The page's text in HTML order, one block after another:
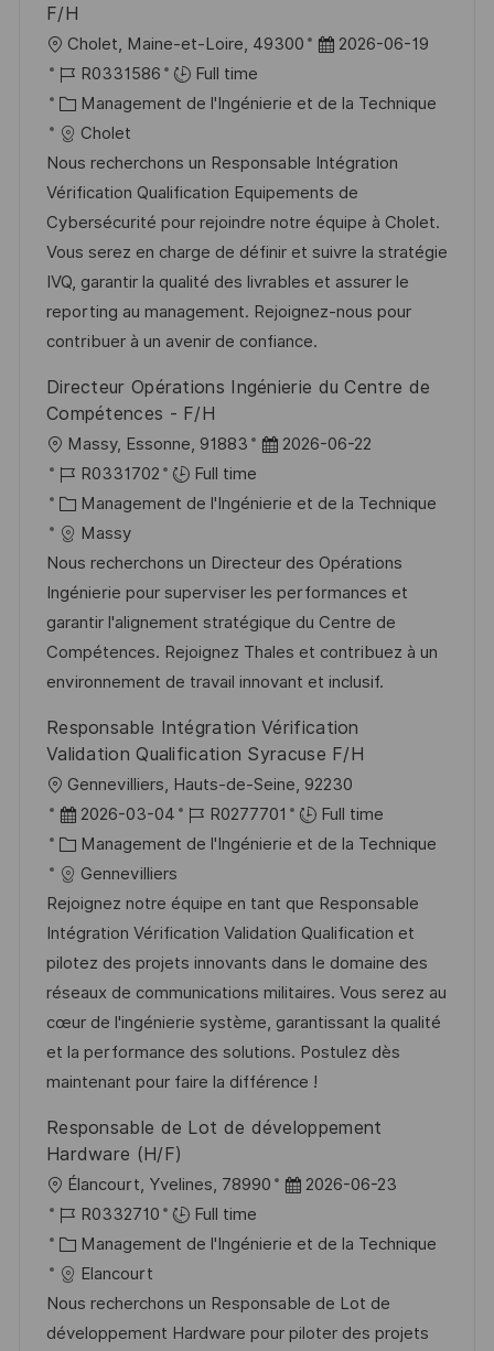
F/H
o
c
a
l
i
s
a
t
i
o
Cholet, Maine-et-Loire, 49300
D
t
d
’
a
f
f
i
c
a
2026-06-19
R
é
f
é
r
e
n
c
e
d
p
t
R0331586
Full time
C
a
t
é
g
o
r
i
e
Management de l'Ingénierie et de la Technique
Cholet
Nous recherchons un Responsable Intégration
Vérification Qualification Equipements de
Cybersécurité pour rejoindre notre équipe à Cholet.
Vous serez en charge de définir et suivre la stratégie
IVQ, garantir la qualité des livrables et assurer le
reporting au management. Rejoignez-nous pour
contribuer à un avenir de confiance.
Directeur Opérations Ingénierie du Centre de
Compétences - F/H
o
c
a
l
i
s
a
t
o
Massy, Essonne, 91883
D
t
d
’
a
f
f
c
h
2026-06-22
R
é
f
é
r
e
n
c
d
o
t
e
R0331702
Full time
C
a
t
é
g
o
r
e
Management de l'Ingénierie et de la Technique
Massy
Nous recherchons un Directeur des Opérations
Ingénierie pour superviser les performances et
garantir l'alignement stratégique du Centre de
Compétences. Rejoignez Thales et contribuez à un
environnement de travail innovant et inclusif.
Responsable Intégration Vérification
Validation Qualification Syracuse F/H
o
c
a
l
i
s
a
t
i
o
Gennevilliers, Hauts-de-Seine, 92230
D
a
t
e
d
’
a
f
f
i
h
e
2026-03-04
R
é
é
r
e
n
c
e
d
p
R0277701
Full time
C
a
t
é
g
o
r
i
e
Management de l'Ingénierie et de la Technique
Gennevilliers
Rejoignez notre équipe en tant que Responsable
Intégration Vérification Validation Qualification et
pilotez des projets innovants dans le domaine des
réseaux de communications militaires. Vous serez au
cœur de l'ingénierie système, garantissant la qualité
et la performance des solutions. Postulez dès
maintenant pour faire la différence !
Responsable de Lot de développement
Hardware (H/F)
o
c
a
l
i
Élancourt, Yvelines, 78990
D
t
d
’
2026-06-23
R
é
f
é
r
R0332710
Full time
C
a
t
é
Management de l'Ingénierie et de la Technique
Elancourt
Nous recherchons un Responsable de Lot de
développement Hardware pour piloter des projets